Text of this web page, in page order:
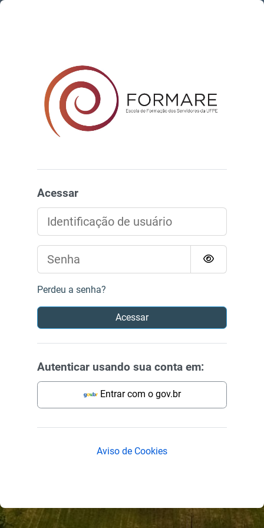
Ir para o conteúdo principal
Acessar
Identificação de usuário
Senha
Perdeu a senha?
Acessar
Autenticar usando sua conta em:
Entrar com o gov.br
Aviso de Cookies